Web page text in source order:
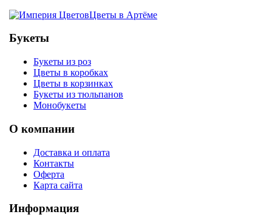
Цветы в Артёме
Букеты
Букеты из роз
Цветы в коробках
Цветы в корзинках
Букеты из тюльпанов
Монобукеты
О компании
Доставка и оплата
Контакты
Оферта
Карта сайта
Информация